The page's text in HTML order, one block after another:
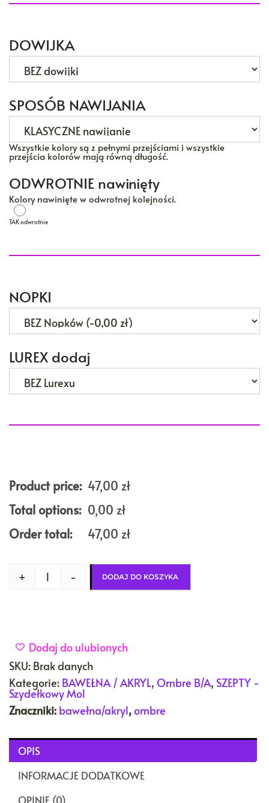
DOWIJKA
SPOSÓB NAWIJANIA
Wszystkie kolory są z pełnymi przejściami i wszystkie
przejścia kolorów mają równą długość.
ODWROTNIE nawinięty
Kolory nawinięte w odwrotnej kolejności.
TAK odwrotnie
NOPKI
LUREX dodaj
Product price: 47,00 zł
Total options: 0,00 zł
Order total:
47,00 zł
+ - DODAJ DO KOSZYKA
Dodaj do ulubionych
SKU: Brak danych
Kategorie: BAWEŁNA / AKRYL, Ombre B/A, SZEPTY -
Szydełkowy Mol
Znaczniki: bawełna/akryl,ombre
OPIS
INFORMACJE DODATKOWE